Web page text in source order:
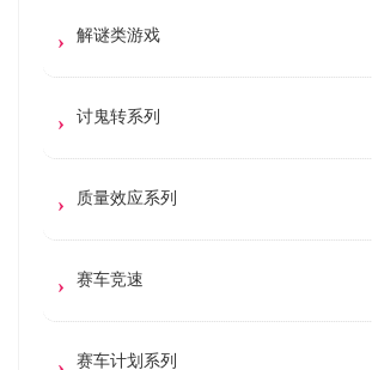
解谜类游戏
讨鬼转系列
质量效应系列
赛车竞速
赛车计划系列